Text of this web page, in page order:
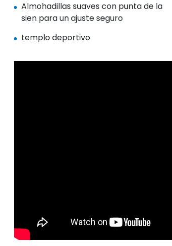
Almohadillas suaves con punta de la
sien para un ajuste seguro
templo deportivo